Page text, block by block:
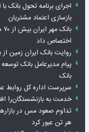
اجرای برنامه تحول بانک با
بازسازی اعتماد مشتریان
اختصاص داد
روایت بانک ایران زمین
بانک
سرپرست اداره کل
خدمت به بازنشستگان‌را
هر تن عبور کرد